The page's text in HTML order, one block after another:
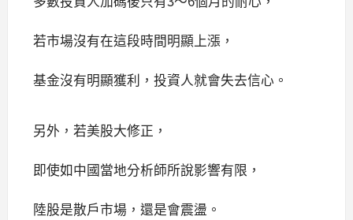
若市場沒有在這段時間明顯上漲，
基金沒有明顯獲利，投資人就會失去信心。
另外，若美股大修正，
即使如中國當地分析師所說影響有限，
陸股是散戶市場，還是會震盪。